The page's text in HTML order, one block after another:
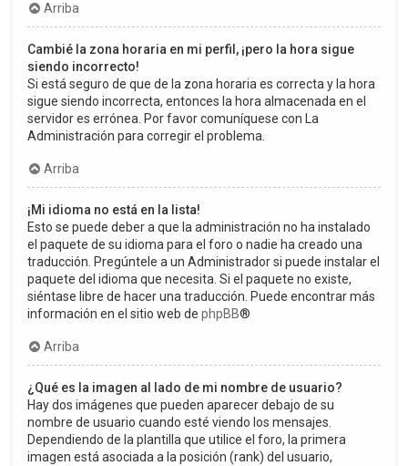
Arriba
Cambié la zona horaria en mi perfil, ¡pero la hora sigue
siendo incorrecto!
Si está seguro de que de la zona horaria es correcta y la hora
sigue siendo incorrecta, entonces la hora almacenada en el
servidor es errónea. Por favor comuníquese con La
Administración para corregir el problema.
Arriba
¡Mi idioma no está en la lista!
Esto se puede deber a que la administración no ha instalado
el paquete de su idioma para el foro o nadie ha creado una
traducción. Pregúntele a un Administrador si puede instalar el
paquete del idioma que necesita. Si el paquete no existe,
siéntase libre de hacer una traducción. Puede encontrar más
información en el sitio web de phpBB®
Arriba
¿Qué es la imagen al lado de mi nombre de usuario?
Hay dos imágenes que pueden aparecer debajo de su
nombre de usuario cuando esté viendo los mensajes.
Dependiendo de la plantilla que utilice el foro, la primera
imagen está asociada a la posición (rank) del usuario,